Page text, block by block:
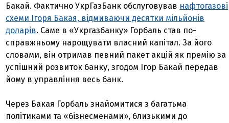
Бакай. Фактично УкрГазБанк обслуговував нафтогазові
схеми Ігоря Бакая, відмиваючи десятки мільйонів
доларів. Саме в «Укргазбанку» Горбаль став по-
справжньому нарощувати власний капітал. За його
словами, він отримав певний пакет акцій як премію за
успішний розвиток банку, згодом Ігор Бакай передав
йому в управління весь банк.
Через Бакая Горбаль знайомитися з багатьма
політиками та «бізнесменами», близькими до